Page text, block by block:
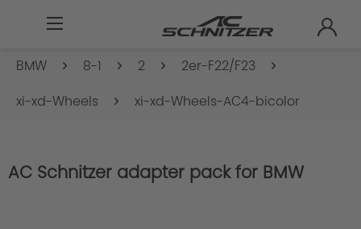
BMW 8-1 2
2er-F22/F23
xi-xd-Wheels
xi-xd-Wheels-AC4-bicolor
AC Schnitzer adapter pack for BMW